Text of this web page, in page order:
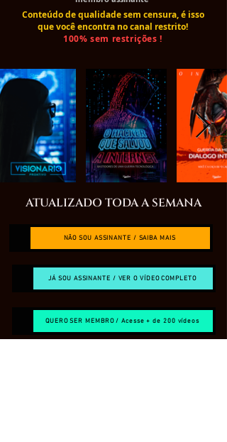
Conteúdo de qualidade sem censura, é isso
que você encontra no canal restrito!
100% sem restrições !
ATUALIZADO TODA A SEMANA
NÃO SOU ASSINANTE / SAIBA MAIS
JÁ SOU ASSINANTE / VER O VÍDEO COMPLETO
QUERO SER MEMBRO / Acesse + de 200 vídeos